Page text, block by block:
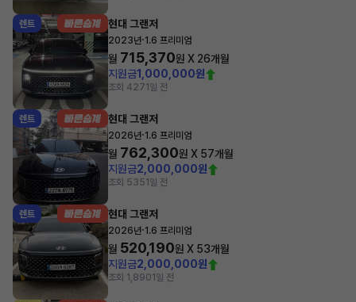
렌트 현대 그랜저
2023년·1.6 프리미엄
월 715,370원 X 26개월
지원금1,000,000원
조회 4271일 전
렌트 현대 그랜저
2026년·1.6 프리미엄
월 762,300원 X 57개월
지원금2,000,000원
조회 5351일 전
렌트 현대 그랜저
2026년·1.6 프리미엄
월 520,190원 X 53개월
지원금2,000,000원
조회 1,8901일 전